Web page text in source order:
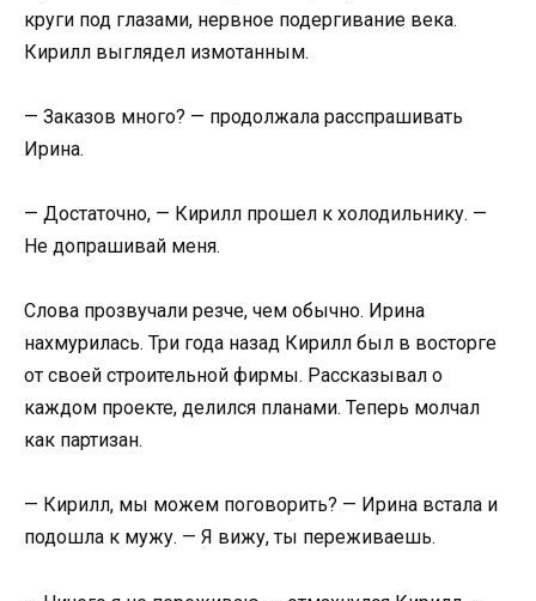
круги под глазами, нервное подергивание века.
Кирилл выглядел измотанным.
— Заказов много? — продолжала расспрашивать
Ирина.
— Достаточно, — Кирилл прошел к холодильнику. —
Не допрашивай меня.
Слова прозвучали резче, чем обычно. Ирина
нахмурилась. Три года назад Кирилл был в восторге
от своей строительной фирмы. Рассказывал о
каждом проекте, делился планами. Теперь молчал
как партизан.
— Кирилл, мы можем поговорить? — Ирина встала и
подошла к мужу. — Я вижу, ты переживаешь.